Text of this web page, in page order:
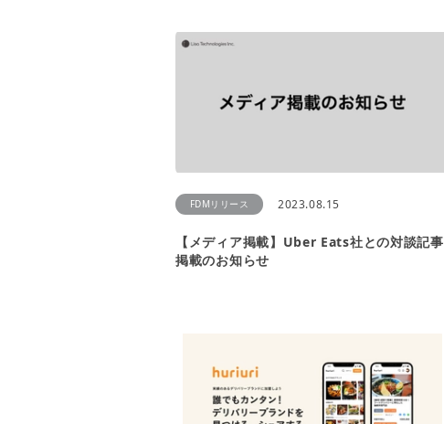
FDMリリース 2023.08.15
【メディア掲載】Uber Eats社との対談記事
掲載のお知らせ